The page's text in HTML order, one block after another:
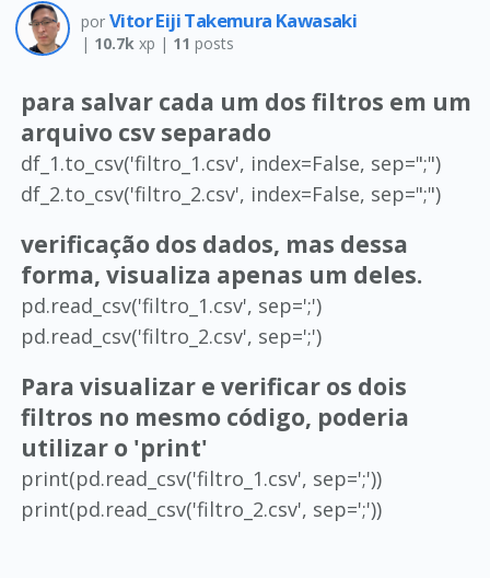
por Vitor Eiji Takemura Kawasaki
| 10.7kxp | 11 posts
para salvar cada um dos filtros em um
arquivo csv separado
df_1.to_csv('filtro_1.csv', index=False, sep=";")
df_2.to_csv('filtro_2.csv', index=False, sep=";")
verificação dos dados, mas dessa
forma, visualiza apenas um deles.
pd.read_csv('filtro_1.csv', sep=';')
pd.read_csv('filtro_2.csv', sep=';')
Para visualizar e verificar os dois
filtros no mesmo código, poderia
utilizar o 'print'
print(pd.read_csv('filtro_1.csv', sep=';'))
print(pd.read_csv('filtro_2.csv', sep=';'))